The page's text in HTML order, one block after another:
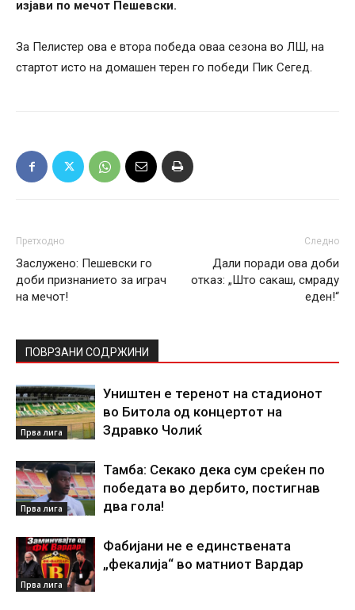
изјави по мечот Пешевски.
За Пелистер ова е втора победа оваа сезона во ЛШ, на
стартот исто на домашен терен го победи Пик Сегед.
Претходно
Заслужено: Пешевски го
доби признанието за играч
на мечот!
Следно
Дали поради ова доби
отказ: „Што сакаш, смраду
еден!“
ПОВРЗАНИ СОДРЖИНИ
Прва лига
Уништен е теренот на стадионот
во Битола од концертот на
Здравко Чолиќ
Прва лига
Тамба: Секако дека сум среќен по
победата во дербито, постигнав
два гола!
Прва лига
Фабијани не е единствената
„фекалија“ во матниот Вардар